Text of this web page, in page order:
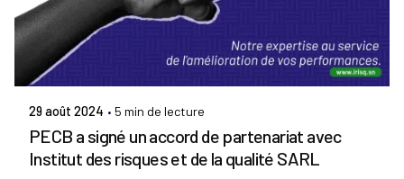
Publié par
29 août 2024 5 min de lecture
PECB a signé un accord de partenariat avec
Institut des risques et de la qualité SARL